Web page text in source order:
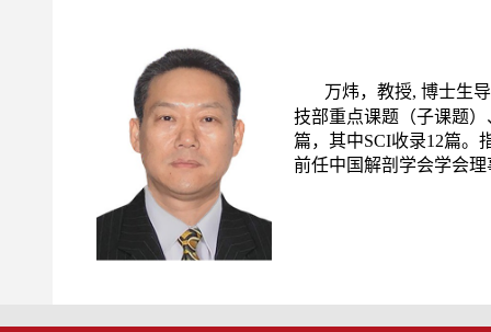
万炜，教授, 博士生导
技部重点课题（子课题
篇，其中SCI收录12篇。
前任中国解剖学会学会